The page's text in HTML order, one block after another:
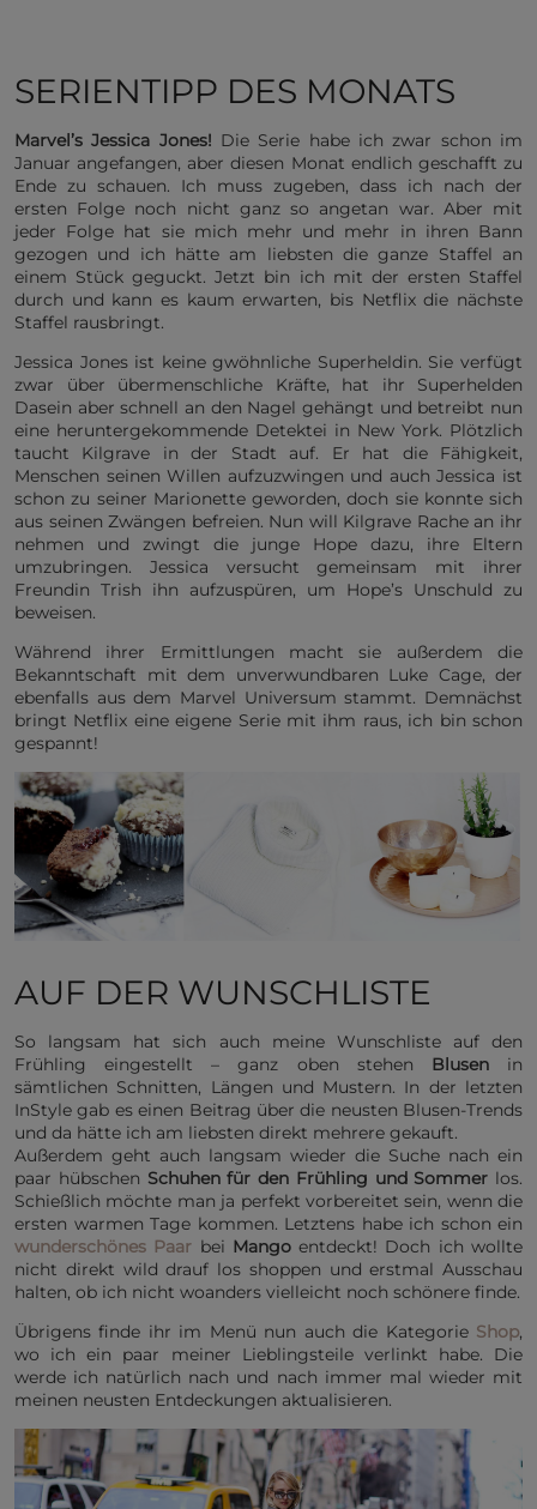
SERIENTIPP DES MONATS
Marvel’s Jessica Jones! Die Serie habe ich zwar schon im
Januar angefangen, aber diesen Monat endlich geschafft zu
Ende zu schauen. Ich muss zugeben, dass ich nach der
ersten Folge noch nicht ganz so angetan war. Aber mit
jeder Folge hat sie mich mehr und mehr in ihren Bann
gezogen und ich hätte am liebsten die ganze Staffel an
einem Stück geguckt. Jetzt bin ich mit der ersten Staffel
durch und kann es kaum erwarten, bis Netflix die nächste
Staffel rausbringt.
Jessica Jones ist keine gwöhnliche Superheldin. Sie verfügt
zwar über übermenschliche Kräfte, hat ihr Superhelden
Dasein aber schnell an den Nagel gehängt und betreibt nun
eine heruntergekommende Detektei in New York. Plötzlich
taucht Kilgrave in der Stadt auf. Er hat die Fähigkeit,
Menschen seinen Willen aufzuzwingen und auch Jessica ist
schon zu seiner Marionette geworden, doch sie konnte sich
aus seinen Zwängen befreien. Nun will Kilgrave Rache an ihr
nehmen und zwingt die junge Hope dazu, ihre Eltern
umzubringen. Jessica versucht gemeinsam mit ihrer
Freundin Trish ihn aufzuspüren, um Hope’s Unschuld zu
beweisen.
Während ihrer Ermittlungen macht sie außerdem die
Bekanntschaft mit dem unverwundbaren Luke Cage, der
ebenfalls aus dem Marvel Universum stammt. Demnächst
bringt Netflix eine eigene Serie mit ihm raus, ich bin schon
gespannt!
AUF DER WUNSCHLISTE
So langsam hat sich auch meine Wunschliste auf den
Frühling eingestellt – ganz oben stehen Blusenin
sämtlichen Schnitten, Längen und Mustern. In der letzten
InStyle gab es einen Beitrag über die neusten Blusen-Trends
und da hätte ich am liebsten direkt mehrere gekauft.
Außerdem geht auch langsam wieder die Suche nach ein
paar hübschen Schuhen für den Frühling und Sommer los.
Schießlich möchte man ja perfekt vorbereitet sein, wenn die
ersten warmen Tage kommen. Letztens habe ich schon ein
wunderschönes Paar bei Mangoentdeckt! Doch ich wollte
nicht direkt wild drauf los shoppen und erstmal Ausschau
halten, ob ich nicht woanders vielleicht noch schönere finde.
Übrigens finde ihr im Menü nun auch die Kategorie Shop,
wo ich ein paar meiner Lieblingsteile verlinkt habe. Die
werde ich natürlich nach und nach immer mal wieder mit
meinen neusten Entdeckungen aktualisieren.